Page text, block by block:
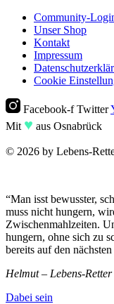
Community-
Unser Shop
Kontakt
Impressum
Cookie
Facebook-f Twitter
Mit ♥︎ aus Osnabrück
© 2026 by Lebens-
“Man isst bewusster,
muss nicht hungern,
Zwischenmahlzeiten.
hungern, ohne sich zu
bereits auf den
Helmut – Lebens-
Dabei sein